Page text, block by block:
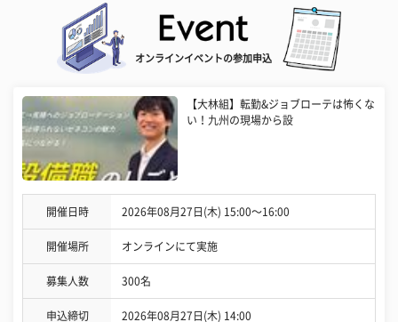
オンラインイベントの参加申込
【大林組】転勤&ジョブローテは怖くな
い！九州の現場から設
開催日時 2026年08月27日(木) 15:00〜16:00
開催場所 オンラインにて実施
募集人数 300名
申込締切 2026年08月27日(木) 14:00